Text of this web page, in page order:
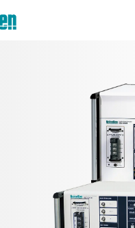
トランジェント/バースト試験器